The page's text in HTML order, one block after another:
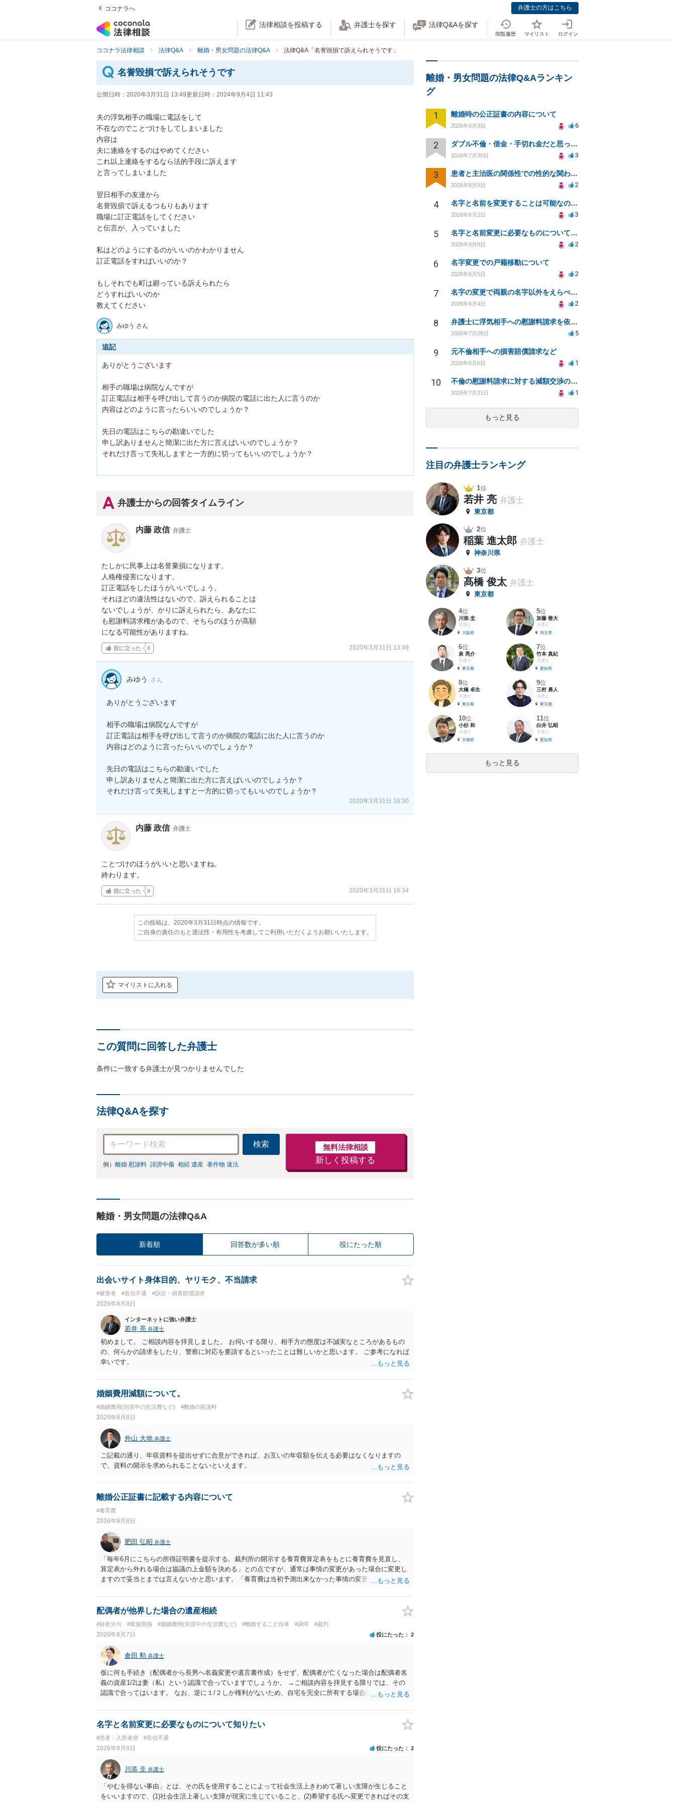
ココナラへ 弁護士の方はこちら
法律相談を投稿する 弁護士を探す 法律Q&Aを探す
閲覧履歴 マイリスト ログイン
ココナラ法律相談 法律Q&A 離婚・男女問題の法律Q&A 法律Q&A「名誉毀損で訴えられそうです」
名誉毀損で訴えられそうです
公開日時： 2020年3月31日 13:49更新日時： 2024年9月4日 11:43
夫の浮気相手の職場に電話をして
不在なのでことづけをしてしまいました
内容は
夫に連絡をするのはやめてください
これ以上連絡をするなら法的手段に訴えます
と言ってしまいました
翌日相手の友達から
名誉毀損で訴えるつもりもあります
職場に訂正電話をしてください
と伝言が、入っていました
私はどのようにするのがいいのかわかりません
訂正電話をすればいいのか？
もしそれでも町は廻っている訴えられたら
どうすればいいのか
教えてください
みゆう さん
追記
ありがとうございます
相手の職場は病院なんですが
訂正電話は相手を呼び出して言うのか病院の電話に出た人に言うのか
内容はどのように言ったらいいのでしょうか？
先日の電話はこちらの勘違いでした
申し訳ありませんと簡潔に出た方に言えばいいのでしょうか？
それだけ言って失礼しますと一方的に切ってもいいのでしょうか？
弁護士からの回答タイムライン
内藤 政信 弁護士
たしかに民事上は名誉棄損になります。
人格権侵害になります。
訂正電話をしたほうがいいでしょう。
それほどの違法性はないので、訴えられることは
ないでしょうが、かりに訴えられたら、あなたに
も慰謝料請求権があるので、そちらのほうが高額
になる可能性がありますね。
役に立った 0 2020年3月31日 13:49
みゆう さん
ありがとうございます
相手の職場は病院なんですが
訂正電話は相手を呼び出して言うのか病院の電話に出た人に言うのか
内容はどのように言ったらいいのでしょうか？
先日の電話はこちらの勘違いでした
申し訳ありませんと簡潔に出た方に言えばいいのでしょうか？
それだけ言って失礼しますと一方的に切ってもいいのでしょうか？
2020年3月31日 16:30
内藤 政信 弁護士
ことづけのほうがいいと思いますね。
終わります。
役に立った 0 2020年3月31日 16:34
この投稿は、2020年3月31日時点の情報です。
ご自身の責任のもと適法性・有用性を考慮してご利用いただくようお願いいたします。
マイリストに入れる
この質問に回答した弁護士
条件に一致する弁護士が見つかりませんでした
法律Q&Aを探す
検索
例） 離婚 慰謝料 誹謗中傷 相続 遺産 著作物 違法
無料法律相談
新しく投稿する
離婚・男女問題の法律Q&A
新着順 回答数が多い順 役にたった順
出会いサイト身体目的、ヤリモク、不当請求
#被害者 #音信不通 #訴訟・損害賠償請求
2026年8月8日
インターネットに強い弁護士
若井 亮 弁護士
初めまして。 ご相談内容を拝見しました。 お伺いする限り、相手方の態度は不誠実なところがあるもの
の、何らかの請求をしたり、警察に対応を要請するといったことは難しいかと思います。 ご参考になれば
幸いです。
婚姻費用減額について。
#婚姻費用(別居中の生活費など) #離婚の慰謝料
2026年8月8日
外山 大地 弁護士
ご記載の通り、年収資料を提出せずに合意ができれば、お互いの年収額を伝える必要はなくなりますの
で、資料の開示を求められることないといえます。
離婚公正証書に記載する内容について
#養育費
2026年8月8日
肥田 弘昭 弁護士
「毎年6月にこちらの所得証明書を提示する。裁判所の開示する養育費算定表をもとに養育費を見直し、
算定表から外れる場合は協議の上金額を決める」との点ですが、通常は事情の変更があった場合に変更し
ますので妥当とまでは言えないかと思います。「養育費は当初予測出来なかった事情の変更により双方協
く事になり、上記のような文言が無くても養育費の見直しは適宜出来るかと思うのですが違うのでしょう
か？との点はそのとおりかと思います。養育費は事情の変更があった場合に変更するので毎年見直すこと
配偶者が他界した場合の遺産相続
#財産分与 #親族関係 #婚姻費用(別居中の生活費など) #離婚すること自体 #調停 #裁判
2026年8月7日 役にたった 2
倉田 勲 弁護士
仮に何も手続き（配偶者から長男へ名義変更や遺言書作成）をせず、配偶者が亡くなった場合は配偶者名
義の資産1/2は妻（私）という認識で合っていますでしょうか。 →ご相談内容を拝見する限りでは、その
認識で合ってはいます。 なお、逆に１/２しか権利がないため、自宅を完全に所有する場合は、他の相続
名字と名前変更に必要なものについて知りたい
#患者・入所者側 #音信不通
2026年8月8日 役にたった 2
川添 圭 弁護士
「やむを得ない事由」とは、その氏を使用することによって社会生活上きわめて著しい支障が生じること
をいいますので、(1)社会生活上著しい支障が現実に生じていること、(2)希望する氏へ変更できればその支
離婚・男女問題の法律Q&Aランキン
グ
1 離婚時の公正証書の内容について
2026年8月3日 6
2 ダブル不倫・借金・手切れ金だと思っていたお金を1年後いまさら脅迫罪として通知書が来てまとめて請求
2026年7月30日 3
3 患者と主治医の関係性での性的な関わりからのトラブル
2026年8月5日 2
4 名字と名前を変更することは可能なのか？
2026年8月2日 3
5 名字と名前変更に必要なものについて知りたい
2026年8月8日 2
6 名字変更での戸籍移動について
2026年8月5日 2
7 名字の変更で両親の名字以外をえらべるのか？
2026年8月4日 2
8 弁護士に浮気相手への慰謝料請求を依頼する費用相場は？
2026年7月28日 5
9 元不倫相手への損害賠償請求など
2026年8月6日 1
10 不倫の慰謝料請求に対する減額交渉の可能性と対策
2026年7月31日 1
もっと見る
注目の弁護士ランキング
1位
若井 亮 弁護士
東京都
2位
稲葉 進太郎 弁護士
神奈川県
3位
髙橋 俊太 弁護士
東京都
4位
川添 圭
弁護士
大阪府
5位
加藤 善大
弁護士
埼玉県
6位
泉 亮介
弁護士
東京都
7位
竹本 真紀
弁護士
愛知県
8位
大橋 卓生
弁護士
東京都
9位
三村 勇人
弁護士
東京都
10位
小杉 和
弁護士
京都府
11位
白井 弘昭
弁護士
愛知県
もっと見る